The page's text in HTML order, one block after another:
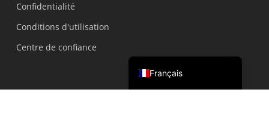
Confidentialité
Conditions d'utilisation
Centre de confiance
Français